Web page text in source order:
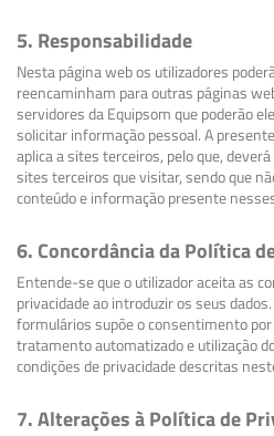
5. Responsabilidade
Nesta página web os utilizadores
reencaminham para outras páginas
servidores da Equipsom que poderão
solicitar informação pessoal. A
aplica a sites terceiros, pelo que,
sites terceiros que visitar, sendo que
conteúdo e informação presente
6. Concordância da Política
Entende-se que o utilizador aceita as
privacidade ao introduzir os seus
formulários supõe o consentimento
tratamento automatizado e utilização
condições de privacidade descritas
7. Alterações à Política de